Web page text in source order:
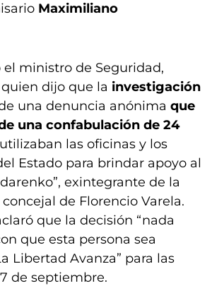
Maximiliano
ministro de Seguridad,
quien dijo que la investigación
una denuncia anónima que
una confabulación de 24
las oficinas y los
Estado para brindar apoyo al
exintegrante de la
de Florencio Varela.
que la decisión “nada
que esta persona sea
Libertad Avanza” para las
de septiembre.